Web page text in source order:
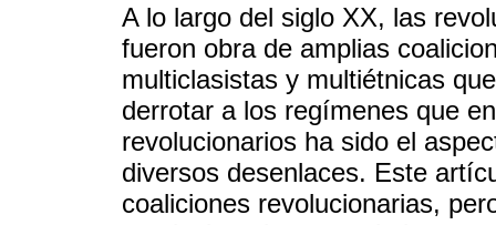
A lo largo del siglo XX, las
fueron obra de amplias
multiclasistas y multiétnicas
derrotar a los regímenes que
revolucionarios ha sido el
diversos desenlaces. Este
coaliciones revolucionarias,